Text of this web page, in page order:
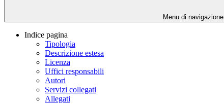
Menu di navigazione
Indice pagina
Tipologia
Descrizione estesa
Licenza
Uffici responsabili
Autori
Servizi collegati
Allegati